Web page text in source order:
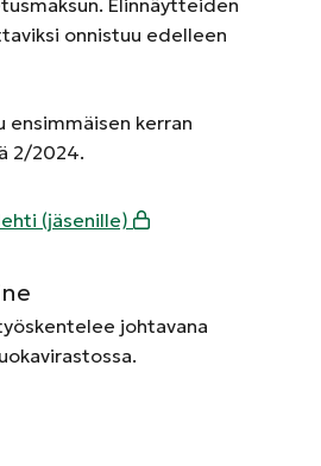
onnistuu edelleen
ensimmäisen kerran
2/2024.
(jäsenille)
johtavana